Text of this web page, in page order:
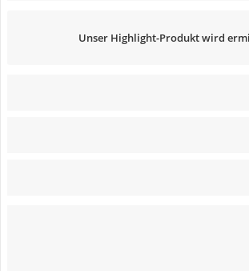
Unser Highlight-Produkt wird